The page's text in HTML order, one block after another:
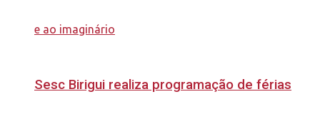
Sesc Birigui realiza programação de férias